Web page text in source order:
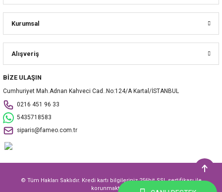
Kurumsal
Alışveriş
BİZE ULAŞIN
Cumhuriyet Mah.Adnan Kahveci Cad..No:124/A Kartal/İSTANBUL
0216 451 96 33
5435718583
siparis@fameo.com.tr
© Tüm Hakları Saklıdır. Kredi kartı bilgileriniz 256bit SSL sertifikası ile
korunmaktadır.